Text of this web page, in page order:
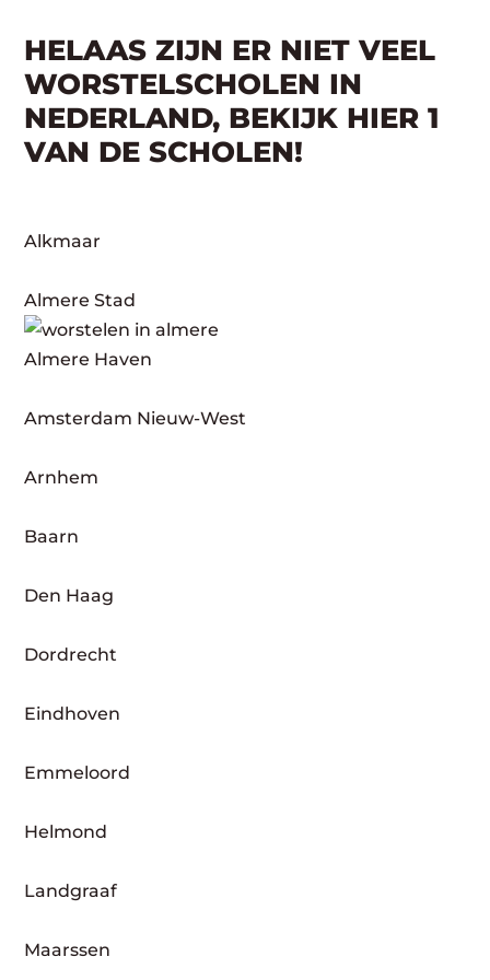
HELAAS ZIJN ER NIET VEEL
WORSTELSCHOLEN IN
NEDERLAND, BEKIJK HIER 1
VAN DE SCHOLEN!
Alkmaar
Almere Stad
Almere Haven
Amsterdam Nieuw-West
Arnhem
Baarn
Den Haag
Dordrecht
Eindhoven
Emmeloord
Helmond
Landgraaf
Maarssen